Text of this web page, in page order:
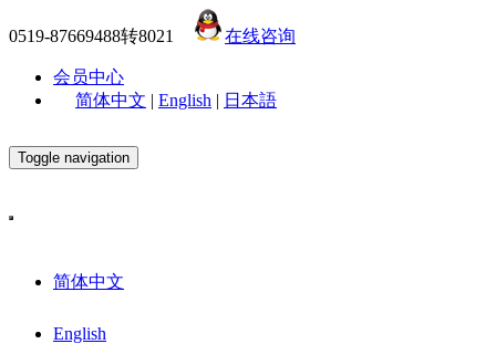
0519-87669488转8021 在线咨询
会员中心
简体中文 | English | 日本語
Toggle navigation
简体中文
English